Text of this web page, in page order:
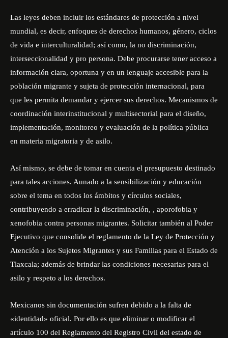
Las leyes deben incluir los estándares de protección a nivel
mundial, es decir, enfoques de derechos humanos, género, ciclos
de vida e interculturalidad; así como, la no discriminación,
interseccionalidad y pro persona. Debe procurarse tener acceso a
información clara, oportuna y en un lenguaje accesible para la
población migrante y sujeta de protección internacional, para
que les permita demandar y ejercer sus derechos. Mecanismos de
coordinación interinstitucional y multisectorial para el diseño,
implementación, monitoreo y evaluación de la política pública
en materia migratoria y de asilo.
Así mismo, se debe de tomar en cuenta el presupuesto destinado
para tales acciones. Aunado a la sensibilización y educación
sobre el tema en todos los ámbitos y círculos sociales,
contribuyendo a erradicar la discriminación, , aporofobia y
xenofobia contra personas migrantes. Solicitar también al Poder
Ejecutivo que consolide el reglamento de la Ley de Protección y
Atención a los Sujetos Migrantes y sus Familias para el Estado de
Tlaxcala; además de brindar las condiciones necesarias para el
asilo y respeto a los derechos.
Mexicanos sin documentación sufren debido a la falta de
«identidad» oficial. Por ello es que eliminar o modificar el
artículo 100 del Reglamento del Registro Civil del estado de